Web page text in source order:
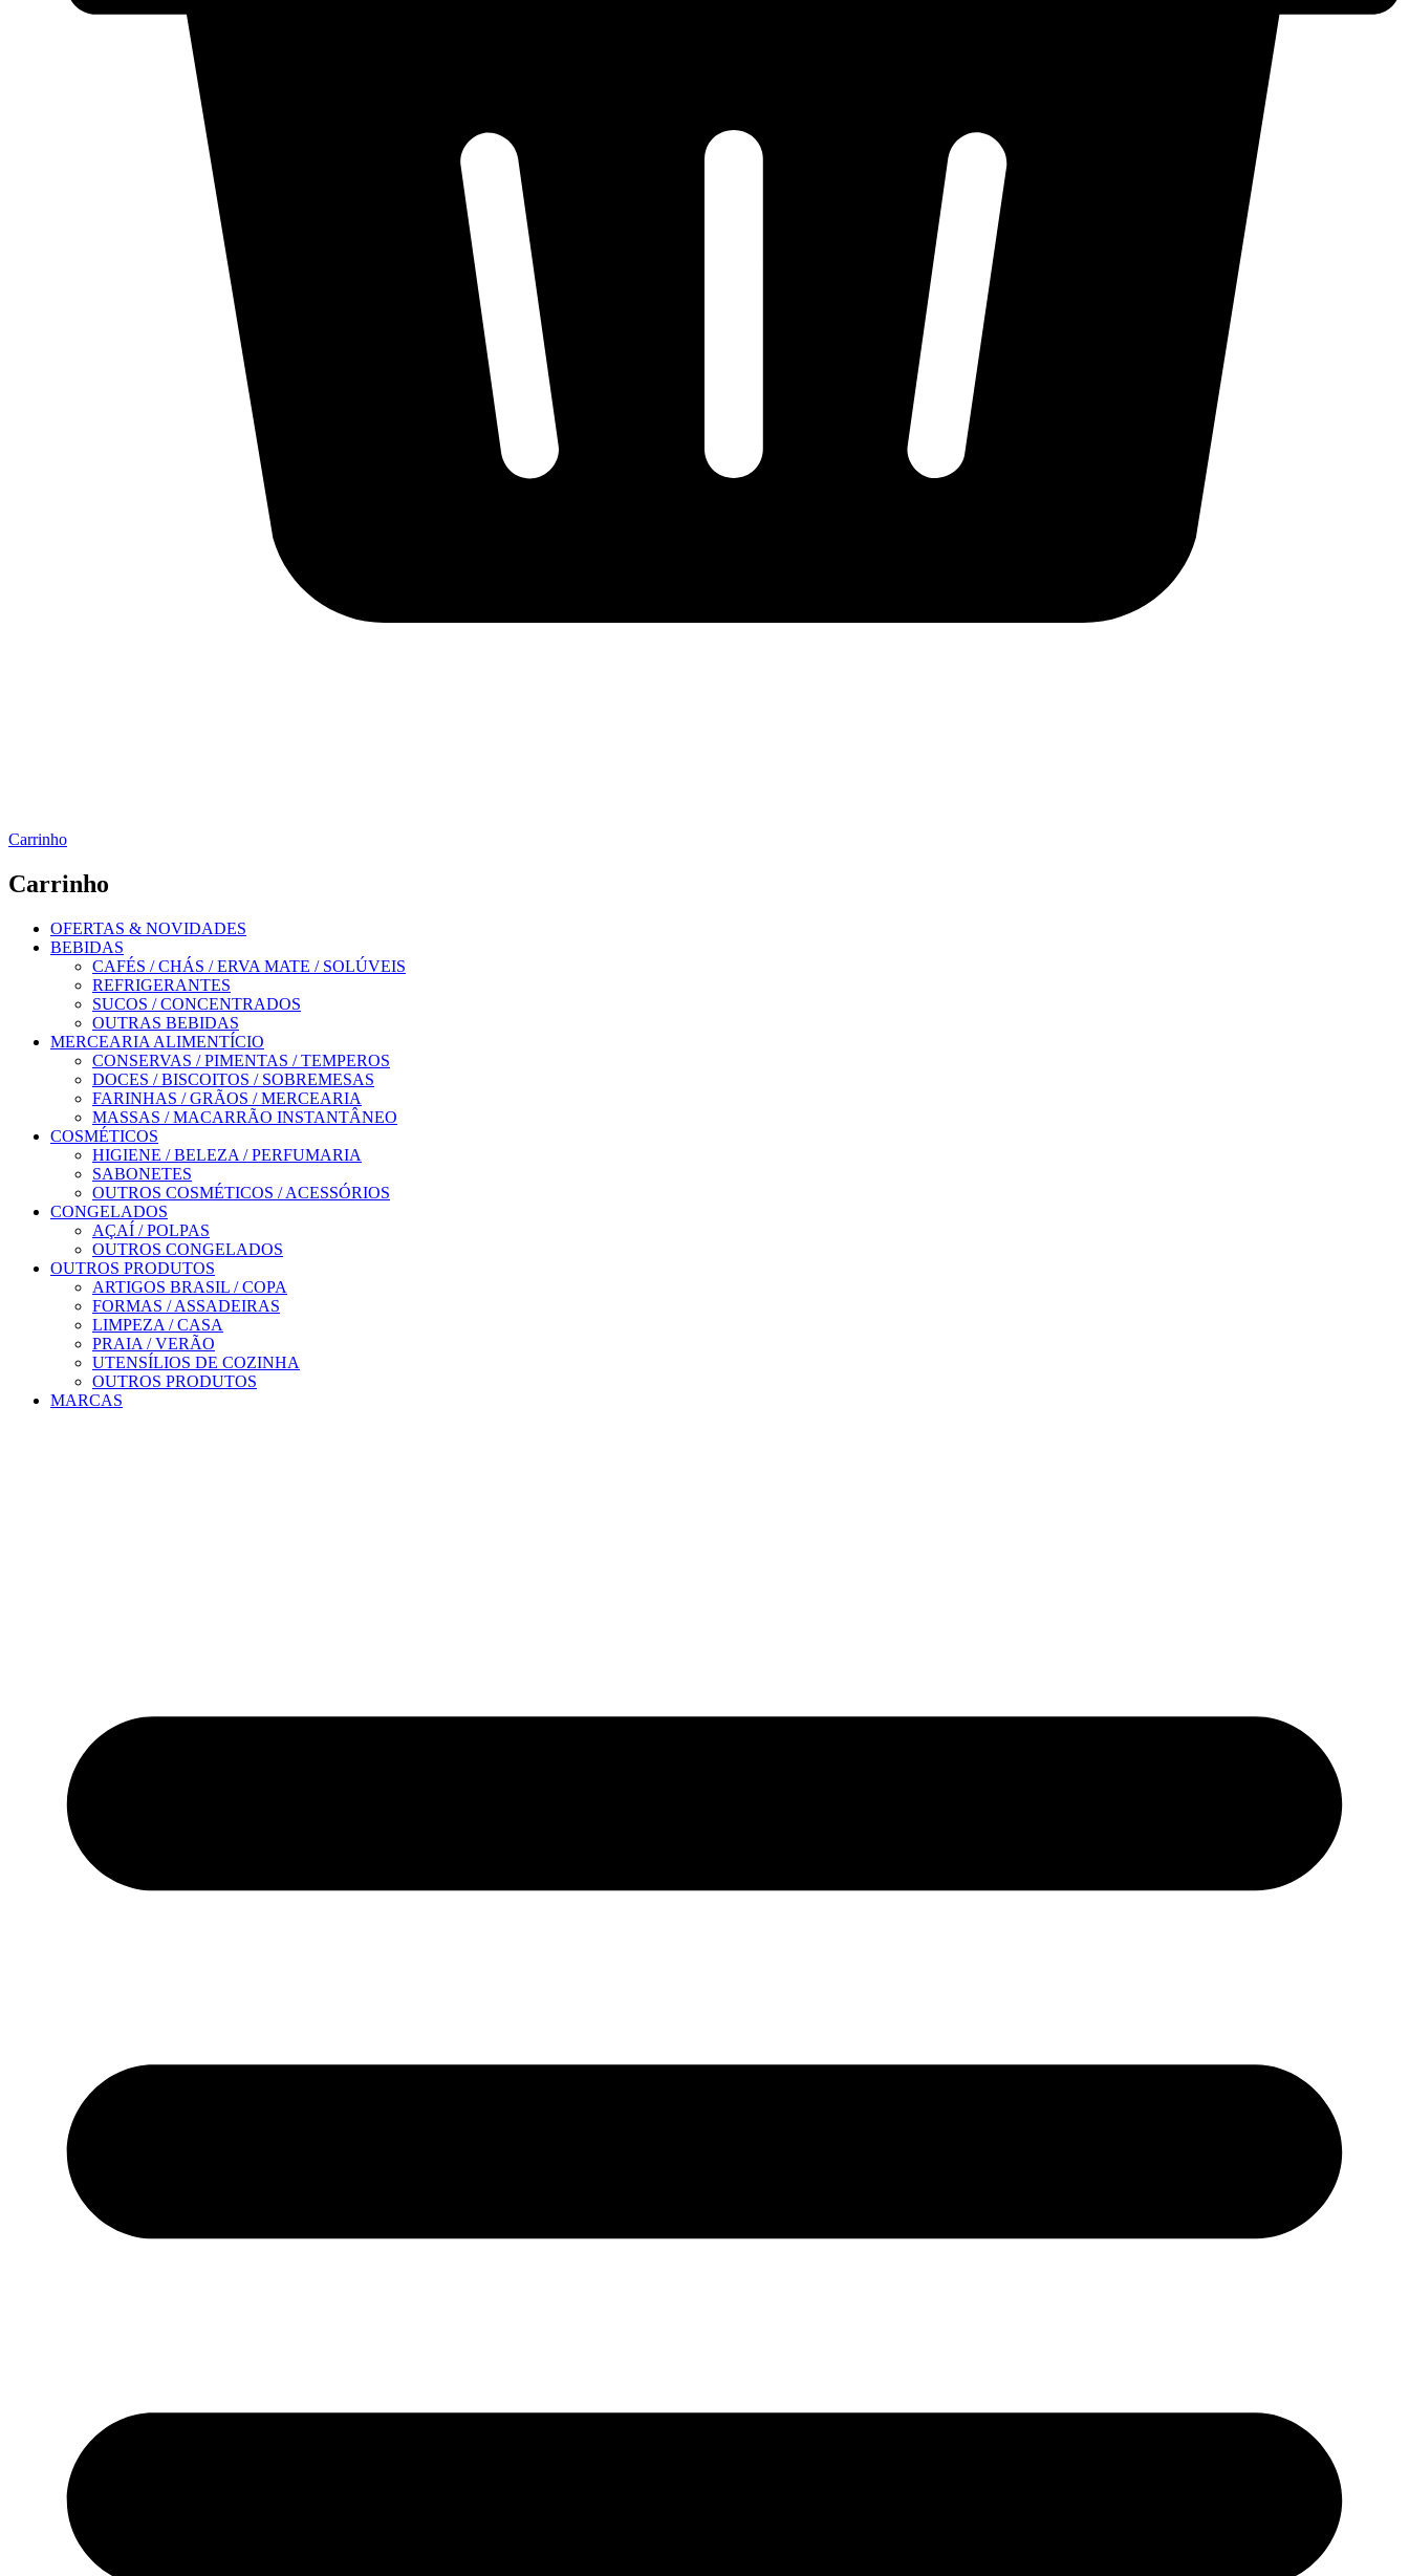
Carrinho
Carrinho
OFERTAS & NOVIDADES
BEBIDAS
CAFÉS / CHÁS / ERVA MATE / SOLÚVEIS
REFRIGERANTES
SUCOS / CONCENTRADOS
OUTRAS BEBIDAS
MERCEARIA ALIMENTÍCIO
CONSERVAS / PIMENTAS / TEMPEROS
DOCES / BISCOITOS / SOBREMESAS
FARINHAS / GRÃOS / MERCEARIA
MASSAS / MACARRÃO INSTANTÂNEO
COSMÉTICOS
HIGIENE / BELEZA / PERFUMARIA
SABONETES
OUTROS COSMÉTICOS / ACESSÓRIOS
CONGELADOS
AÇAÍ / POLPAS
OUTROS CONGELADOS
OUTROS PRODUTOS
ARTIGOS BRASIL / COPA
FORMAS / ASSADEIRAS
LIMPEZA / CASA
PRAIA / VERÃO
UTENSÍLIOS DE COZINHA
OUTROS PRODUTOS
MARCAS